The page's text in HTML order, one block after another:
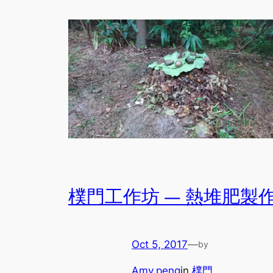
樸門工作坊 — 熱堆肥製
Oct 5, 2017—by